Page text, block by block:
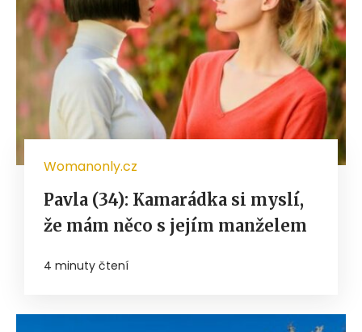
Womanonly.cz
Pavla (34): Kamarádka si myslí,
že mám něco s jejím manželem
4 minuty čtení